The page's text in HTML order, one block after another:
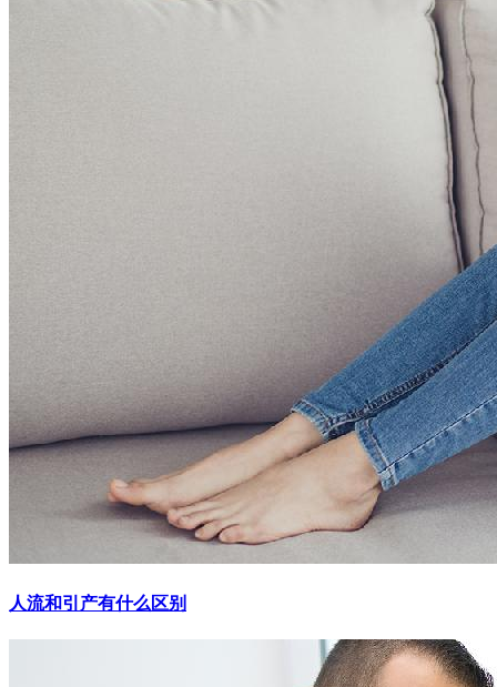
人流和引产有什么区别